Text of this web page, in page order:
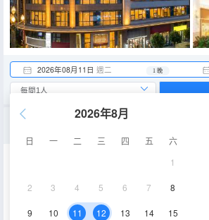
2026年08月11日 週二 1 晚
2026年8月
日 一 二 三 四 五
六
1
2 3 4 5 6 7 8
9 10 11 12 13 14 15